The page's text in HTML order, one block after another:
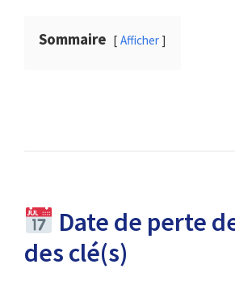
Sommaire Afficher
Date de perte
des clé(s)